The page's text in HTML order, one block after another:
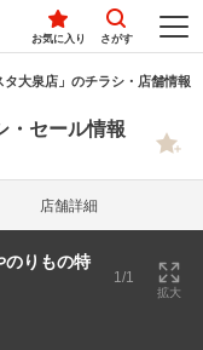
お気に入り さがす
タ大泉店」のチラシ・店舗情報
・セール情報
店舗詳細
りもの特
1/1
拡大